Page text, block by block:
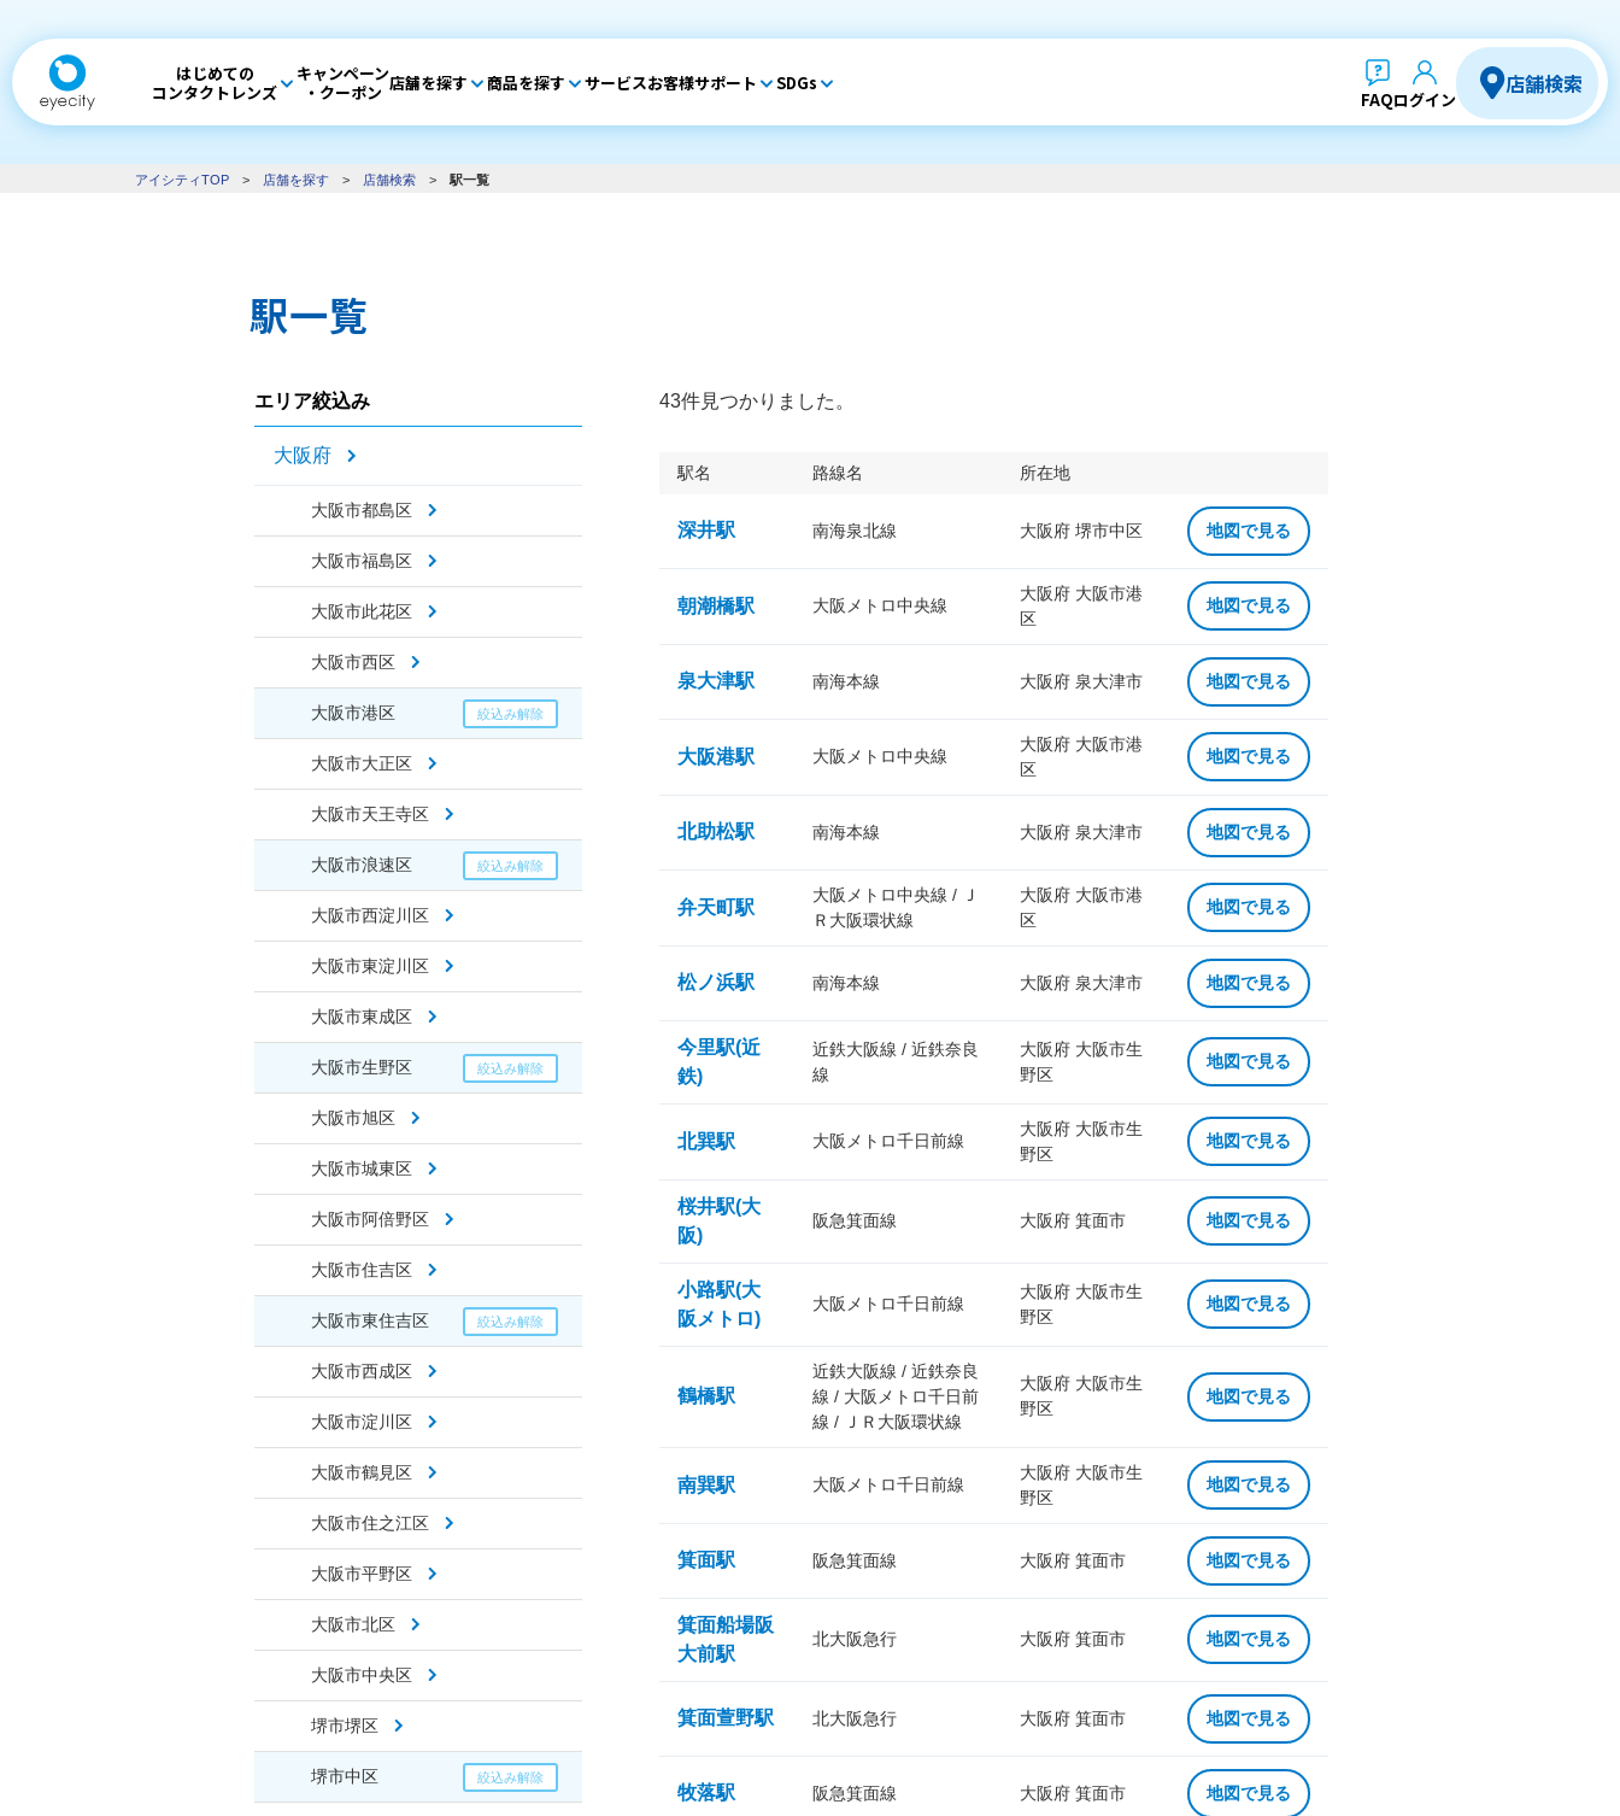
はじめての
コンタクトレンズ
キャンペーン
・クーポン 店舗を探す 商品を探す サービスお客様サポート SDGs
FAQログイン
店舗検索
アイシティTOP > 店舗を探す > 店舗検索 > 駅一覧
駅一覧
エリア絞込み
大阪府
大阪市都島区
大阪市福島区
大阪市此花区
大阪市西区
大阪市港区
大阪市大正区
大阪市天王寺区
大阪市浪速区
大阪市西淀川区
大阪市東淀川区
大阪市東成区
大阪市生野区
大阪市旭区
大阪市城東区
大阪市阿倍野区
大阪市住吉区
大阪市東住吉区
大阪市西成区
大阪市淀川区
大阪市鶴見区
大阪市住之江区
大阪市平野区
大阪市北区
大阪市中央区
堺市堺区
堺市中区
43件見つかりました。
駅名 路線名 所在地
深井駅 南海泉北線 大阪府 堺市中区 地図で見る
朝潮橋駅 大阪メトロ中央線
大阪府 大阪市港
区
地図で見る
泉大津駅 南海本線 大阪府 泉大津市 地図で見る
大阪港駅 大阪メトロ中央線
大阪府 大阪市港
区
地図で見る
北助松駅 南海本線 大阪府 泉大津市 地図で見る
弁天町駅
大阪メトロ中央線 / Ｊ
Ｒ大阪環状線
大阪府 大阪市港
区
地図で見る
松ノ浜駅 南海本線 大阪府 泉大津市 地図で見る
今里駅(近
鉄)
近鉄大阪線 / 近鉄奈良
線
大阪府 大阪市生
野区
地図で見る
北巽駅 大阪メトロ千日前線
大阪府 大阪市生
野区
地図で見る
桜井駅(大
阪)
阪急箕面線 大阪府 箕面市 地図で見る
小路駅(大
阪メトロ)
大阪メトロ千日前線
大阪府 大阪市生
野区
地図で見る
鶴橋駅
近鉄大阪線 / 近鉄奈良
線 / 大阪メトロ千日前
線 / ＪＲ大阪環状線
大阪府 大阪市生
野区
地図で見る
南巽駅 大阪メトロ千日前線
大阪府 大阪市生
野区
地図で見る
箕面駅 阪急箕面線 大阪府 箕面市 地図で見る
箕面船場阪
大前駅
北大阪急行 大阪府 箕面市 地図で見る
箕面萱野駅 北大阪急行 大阪府 箕面市 地図で見る
牧落駅 阪急箕面線 大阪府 箕面市 地図で見る